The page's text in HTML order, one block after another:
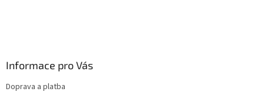
Informace pro Vás
Doprava a platba